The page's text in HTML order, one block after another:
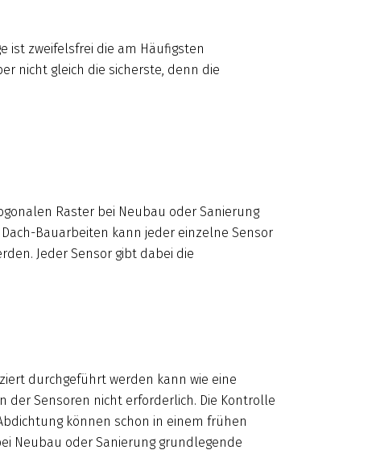
ist zweifelsfrei die am Häufigsten
nicht gleich die sicherste, denn die
Raster bei Neubau oder Sanierung
Bauarbeiten kann jeder einzelne Sensor
Jeder Sensor gibt dabei die
durchgeführt werden kann wie eine
der Sensoren nicht erforderlich. Die Kontrolle
können schon in einem frühen
Neubau oder Sanierung grundlegende